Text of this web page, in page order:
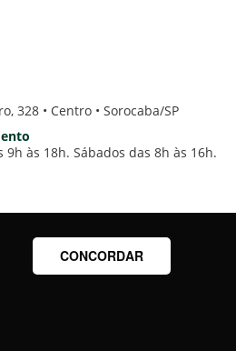
328 • Centro • Sorocaba/SP
9h às 18h. Sábados das 8h às 16h.
CONCORDAR